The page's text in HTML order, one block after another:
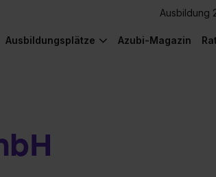
Ausbildung
Ausbildungsplätze Azubi-Magazin